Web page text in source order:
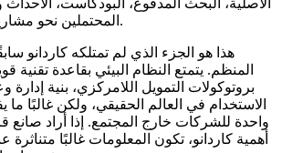
الأصلية، البحث المدفوع، البودكاست، الأحداث
المحتملين نحو مشاريع كاردانو ذات الصلة.
هذا هو الجزء الذي لم تمتلكه كاردانو
المنظم. يتمتع النظام البيئي بقاعدة
بروتوكولات التمويل اللامركزي، بنية إدارة
الاستخدام في العالم الحقيقي، ولكن غالبًا
واحدة للشركات خارج المجتمع. إذا أراد
أهمية كاردانو، تكون المعلومات غالبًا متناثرة